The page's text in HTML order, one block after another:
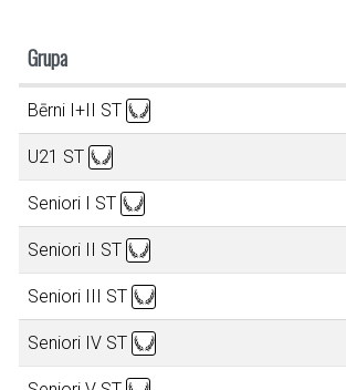
Grupa
Bērni I+II ST
U21 ST
Seniori I ST
Seniori II ST
Seniori III ST
Seniori IV ST